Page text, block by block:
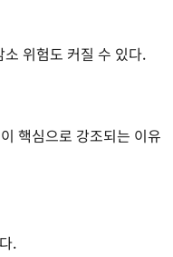
위험도 커질 수 있다.
핵심으로 강조되는 이유
.